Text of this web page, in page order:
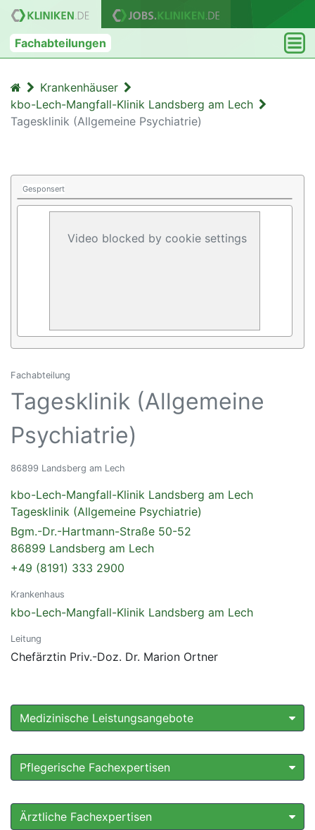
Fachabteilungen
Krankenhäuser
kbo-Lech-Mangfall-Klinik Landsberg am Lech
Tagesklinik (Allgemeine Psychiatrie)
Gesponsert
Video blocked by cookie settings
Fachabteilung
Tagesklinik (Allgemeine
Psychiatrie)
86899 Landsberg am Lech
kbo-Lech-Mangfall-Klinik Landsberg am Lech
Tagesklinik (Allgemeine Psychiatrie)
Bgm.-Dr.-Hartmann-Straße 50-52
86899 Landsberg am Lech
+49 (8191) 333 2900
Krankenhaus
kbo-Lech-Mangfall-Klinik Landsberg am Lech
Leitung
Chefärztin Priv.-Doz. Dr. Marion Ortner
Medizinische Leistungsangebote
Pflegerische Fachexpertisen
Ärztliche Fachexpertisen